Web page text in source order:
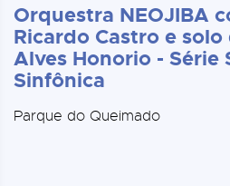
Orquestra NEOJIBA
Ricardo Castro e
Alves Honorio - Série
Sinfônica
Parque do Queimado